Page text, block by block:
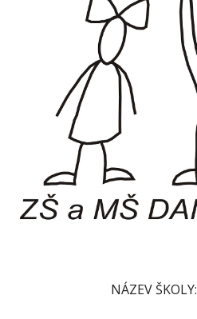
NÁZEV ŠKOLY: